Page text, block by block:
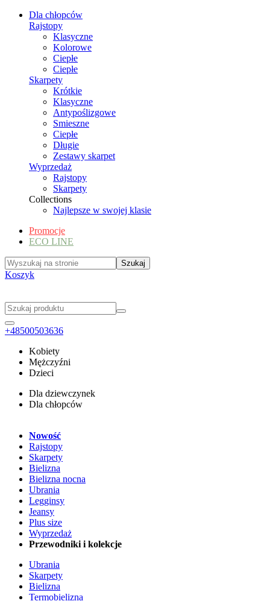
Dla chłopców
Rajstopy
Klasyczne
Kolorowe
Ciepłe
Ciepłe
Skarpety
Krótkie
Klasyczne
Antypoślizgowe
Smieszne
Ciepłe
Długie
Zestawy skarpet
Wyprzedaż
Rajstopy
Skarpety
Collections
Najlepsze w swojej klasie
Promocje
ECO LINE
Koszyk
+48500503636
Kobiety
Mężczyźni
Dzieci
Dla dziewczynek
Dla chłopców
Nowość
Rajstopy
Skarpety
Bielizna
Bielizna nocna
Ubrania
Legginsy
Jeansy
Plus size
Wyprzedaż
Przewodniki i kolekcje
Ubrania
Skarpety
Bielizna
Termobielizna